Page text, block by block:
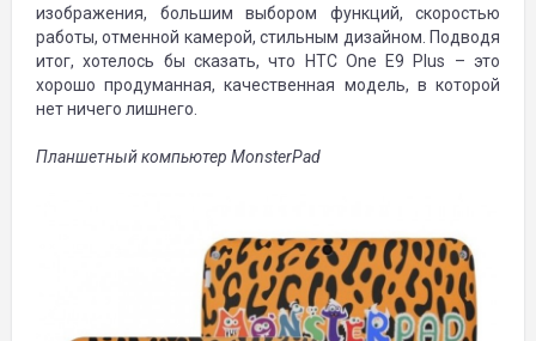
изображения, большим выбором функций, скоростью
работы, отменной камерой, стильным дизайном. Подводя
итог, хотелось бы сказать, что HTC One E9 Plus – это
хорошо продуманная, качественная модель, в которой
нет ничего лишнего.
Планшетный компьютер MonsterPad